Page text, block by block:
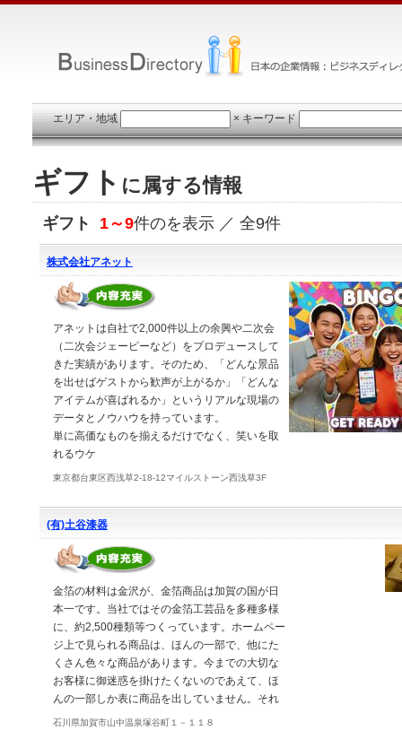
エリア・地域 × キーワード
ギフト に属する情報
ギフト 1～9件のを表示 ／ 全9件
株式会社アネット
アネットは自社で2,000件以上の余興や二次会
（二次会ジェーピーなど）をプロデュースして
きた実績があります。そのため、「どんな景品
を出せばゲストから歓声が上がるか」「どんな
アイテムが喜ばれるか」というリアルな現場の
データとノウハウを持っています。
単に高価なものを揃えるだけでなく、笑いを取
れるウケ
東京都台東区西浅草2-18-12マイルストーン西浅草3F
(有)土谷漆器
金箔の材料は金沢が、金箔商品は加賀の国が日
本一です。当社ではその金箔工芸品を多種多様
に、約2,500種類等つくっています。ホームペー
ジ上で見られる商品は、ほんの一部で、他にた
くさん色々な商品があります。今までの大切な
お客様に御迷惑を掛けたくないのであえて、ほ
んの一部しか表に商品を出していません。それ
石川県加賀市山中温泉塚谷町１－１１８